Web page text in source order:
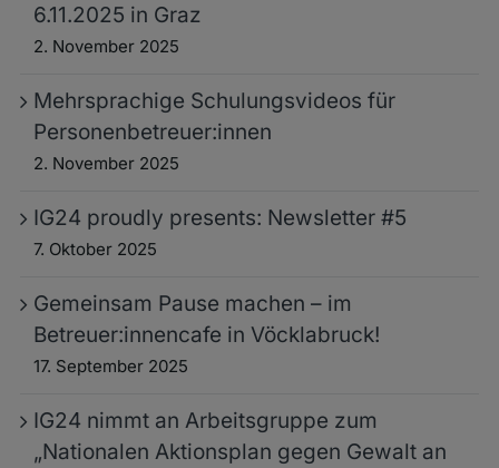
6.11.2025 in Graz
2. November 2025
Mehrsprachige Schulungsvideos für
Personenbetreuer:innen
2. November 2025
IG24 proudly presents: Newsletter #5
7. Oktober 2025
Gemeinsam Pause machen – im
Betreuer:innencafe in Vöcklabruck!
17. September 2025
IG24 nimmt an Arbeitsgruppe zum
„Nationalen Aktionsplan gegen Gewalt an